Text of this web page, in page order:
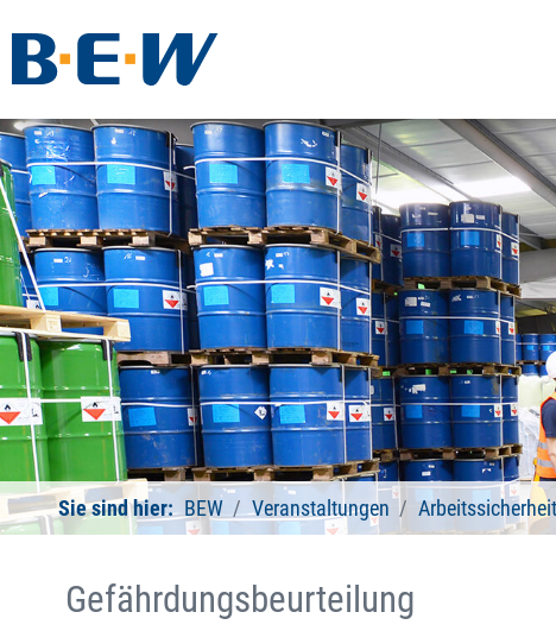
Sie sind hier: BEW Veranstaltungen
Gefährdungsbeurteilung